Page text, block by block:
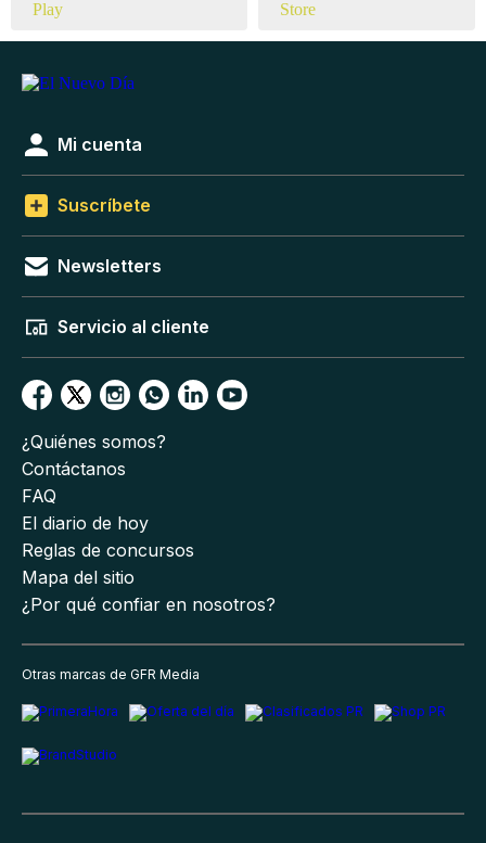
Mi cuenta
Suscríbete
Newsletters
Servicio al cliente
¿Quiénes somos?
Contáctanos
FAQ
El diario de hoy
Reglas de concursos
Mapa del sitio
¿Por qué confiar en nosotros?
Otras marcas de GFR Media